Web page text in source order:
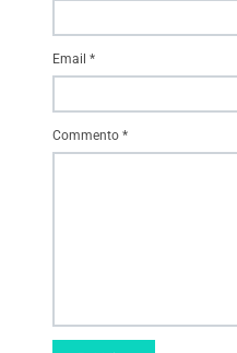
Commento *
Email *